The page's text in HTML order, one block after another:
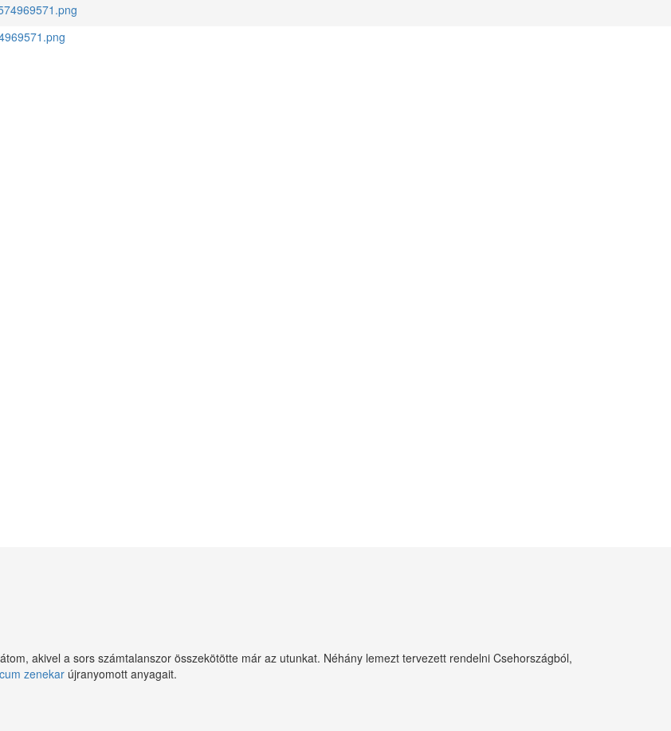
akivel a sors számtalanszor összekötötte már az utunkat. Néhány lemezt tervezett rendelni Csehországból,
zenekar újranyomott anyagait.